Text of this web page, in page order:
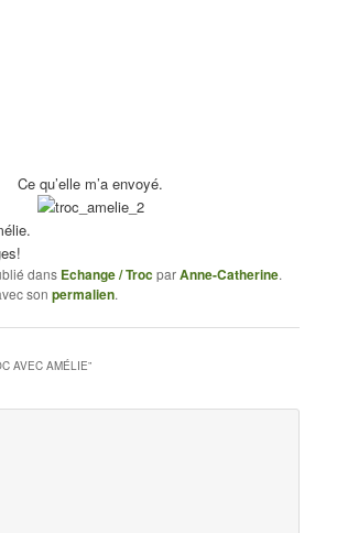
Ce qu’elle m’a envoyé.
dans Echange / TrocparAnne-Catherine.
sonpermalien.
AVEC AMÉLIE”